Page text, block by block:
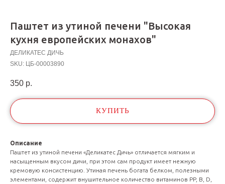
Паштет из утиной печени "Высокая
кухня европейских монахов"
ДЕЛИКАТЕС ДИЧЬ
SKU: ЦБ-00003890
350 р.
КУПИТЬ
Описание
Паштет из утиной печени «Деликатес Дичь» отличается мягким и
насыщенным вкусом дичи, при этом сам продукт имеет нежную
кремовую консистенцию. Утиная печень богата белком, полезными
элементами, содержит внушительное количество витаминов PP, B, D,